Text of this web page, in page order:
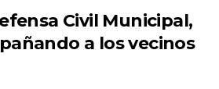
Civil Municipal,
a los vecinos